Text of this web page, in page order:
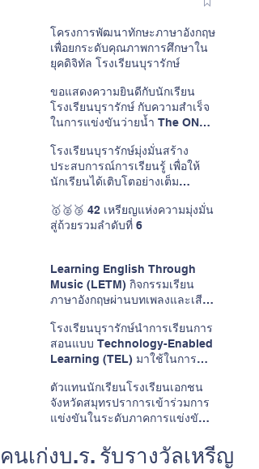
โครงการพัฒนาทักษะภาษาอังกฤษ
เพื่อยกระดับคุณภาพการศึกษาใน
ยุคดิจิทัล โรงเรียนบุรารักษ์
ขอแสดงความยินดีกับนักเรียน
โรงเรียนบุรารักษ์ กับความสำเร็จ
ในการแข่งขันว่ายน้ำ The ONE
โรงเรียนบุรารักษ์มุ่งมั่นสร้าง
ประสบการณ์การเรียนรู้ เพื่อให้
นักเรียนได้เติบโตอย่างเต็ม
🥇🥈🥉 42 เหรียญแห่งความมุ่งมั่น
สู่ถ้วยรวมลำดับที่ 6
Learning English Through
Music (LETM) กิจกรรมเรียน
ภาษาอังกฤษผ่านบทเพลงและเสียง
โรงเรียนบุรารักษ์นำการเรียนการ
สอนแบบ Technology-Enabled
Learning (TEL) มาใช้ในการ
อังกฤษ
ตัวแทนนักเรียนโรงเรียนเอกชน
จังหวัดสมุทรปราการเข้าร่วมการ
แข่งขันในระดับภาคการแข่งขัน
ประดิษฐ์
คนเก่งบ.ร. รับรางวัลเหรีญ